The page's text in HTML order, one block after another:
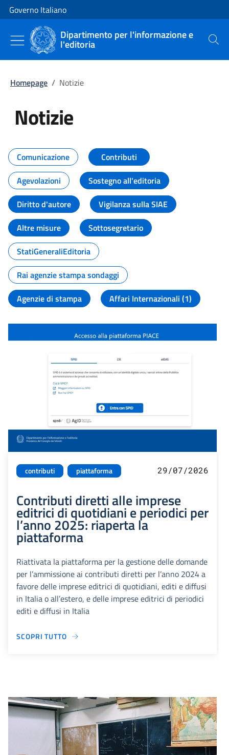
Vai al contenuto
Vai alla navigazione del sito
Governo Italiano
Dipartimento per l'informazione e
l'editoria Cerca
Homepage / Notizie
Notizie
Tutti i contenuti della pagina
Comunicazione
Contributi
Agevolazioni
Sostegno all'editoria
Diritto d'autore
Vigilanza sulla SIAE
Altre misure
Sottosegretario
StatiGeneraliEditoria
Rai agenzie stampa sondaggi
Agenzie di stampa
Affari Internazionali (1)
contributi piattaforma 29/07/2026
Contributi diretti alle imprese
editrici di quotidiani e periodici per
l’anno 2025: riaperta la
piattaforma
Riattivata la piattaforma per la gestione delle domande
per l’ammissione ai contributi diretti per l’anno 2024 a
favore delle imprese editrici di quotidiani, editi e diffusi
in Italia o all’estero, e delle imprese editrici di periodici
editi e diffusi in Italia
SCOPRI TUTTO